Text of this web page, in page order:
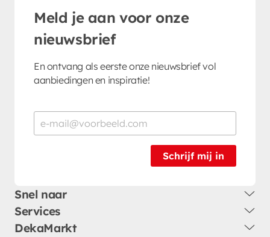
Meld je aan voor onze
nieuwsbrief
En ontvang als eerste onze nieuwsbrief vol
aanbiedingen en inspiratie!
Schrijf mij in
Snel naar
Services
DekaMarkt